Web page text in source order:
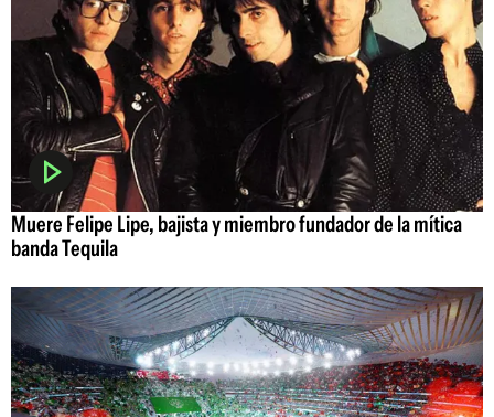
Muere Felipe Lipe, bajista y miembro fundador de la mítica
banda Tequila